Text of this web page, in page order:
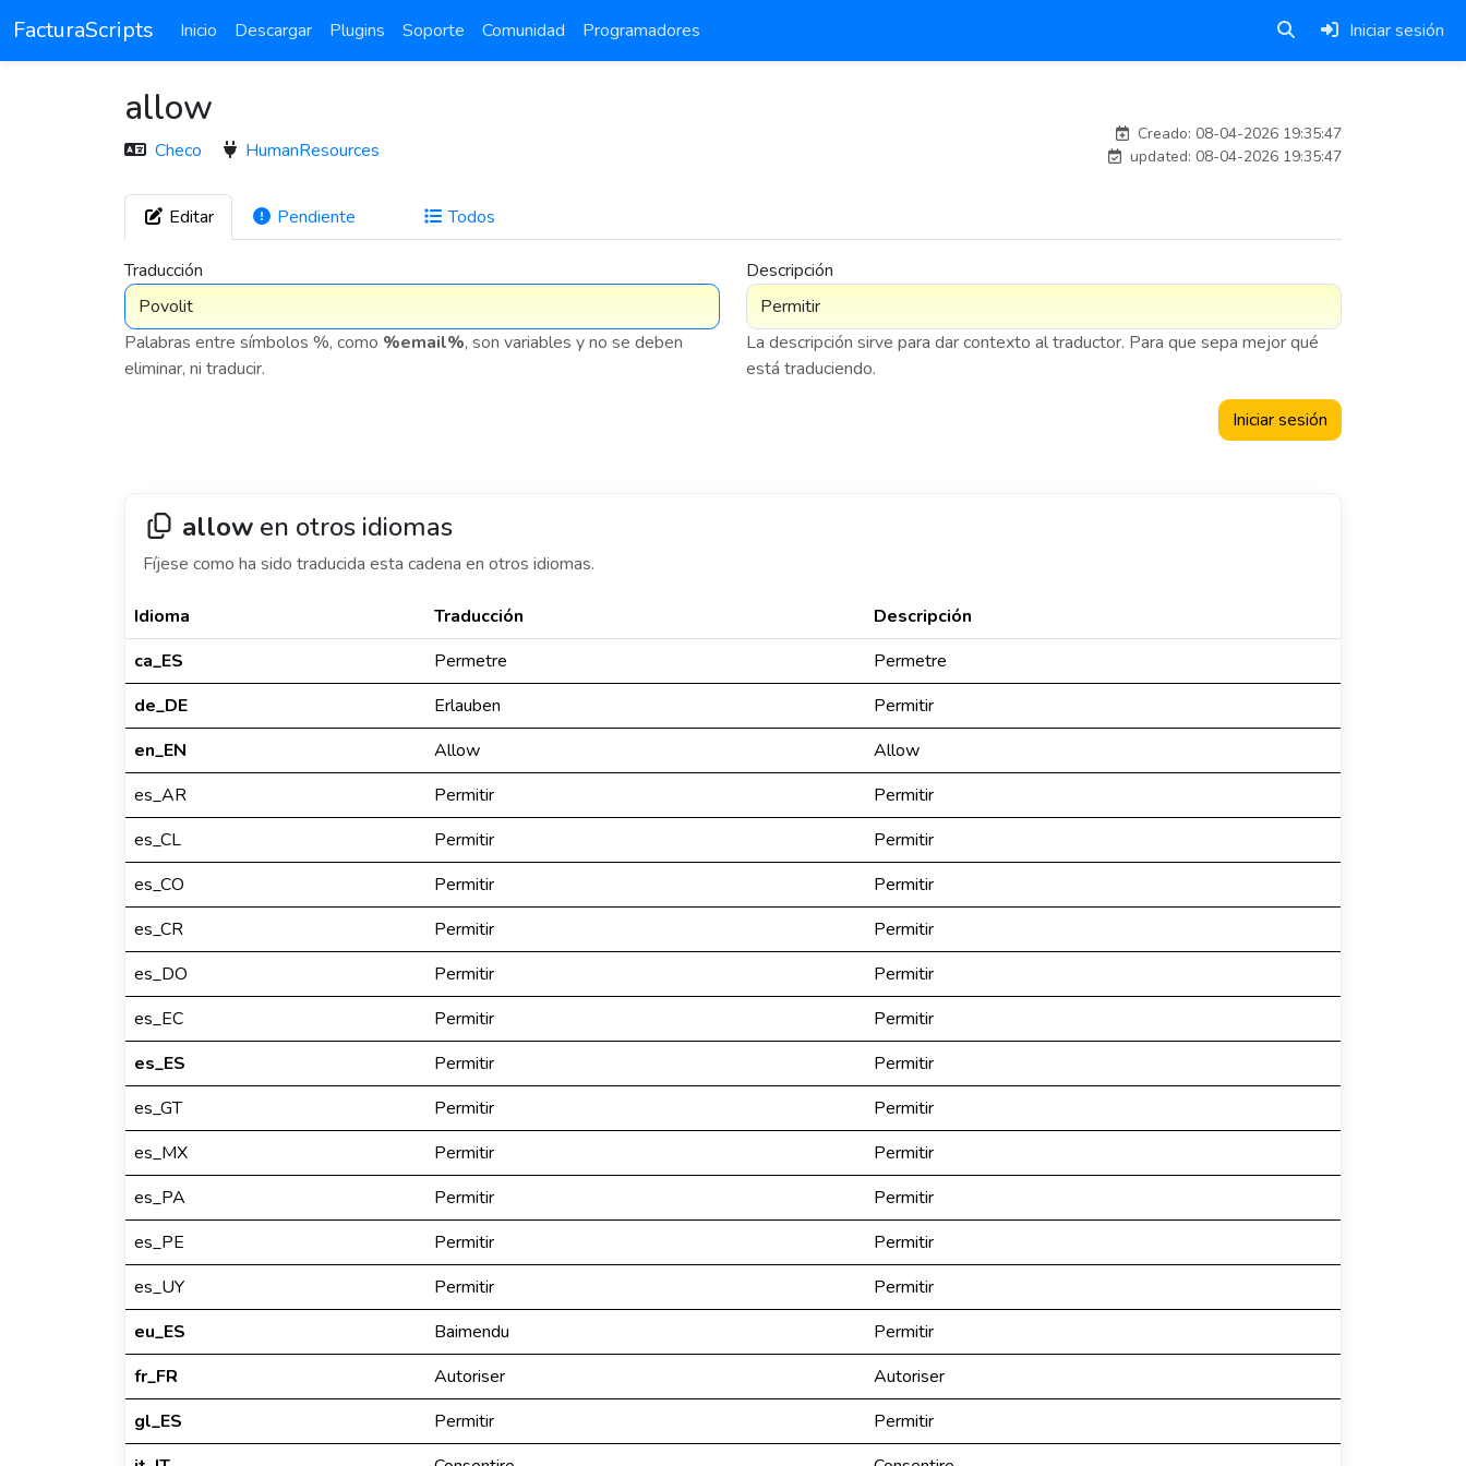
FacturaScripts Inicio Descargar Plugins Soporte Comunidad Programadores Iniciar sesión
allow
Checo HumanResources
Creado: 08-04-2026 19:35:47
updated: 08-04-2026 19:35:47
Editar Pendiente Todos
Traducción
Palabras entre símbolos %, como %email%, son variables y no se deben
eliminar, ni traducir.
Descripción
La descripción sirve para dar contexto al traductor. Para que sepa mejor qué
está traduciendo.
Iniciar sesión
allow en otros idiomas
Fíjese como ha sido traducida esta cadena en otros idiomas.
Idioma Traducción
Descripción
ca_ES
Permetre
Permetre
de_DE
Erlauben
Permitir
en_EN
Allow
Allow
es_AR
Permitir
Permitir
es_CL
Permitir
Permitir
es_CO
Permitir
Permitir
es_CR
Permitir
Permitir
es_DO
Permitir
Permitir
es_EC
Permitir
Permitir
es_ES
Permitir
Permitir
es_GT
Permitir
Permitir
es_MX
Permitir
Permitir
es_PA
Permitir
Permitir
es_PE
Permitir
Permitir
es_UY
Permitir
Permitir
eu_ES
Baimendu
Permitir
fr_FR
Autoriser
Autoriser
gl_ES
Permitir
Permitir